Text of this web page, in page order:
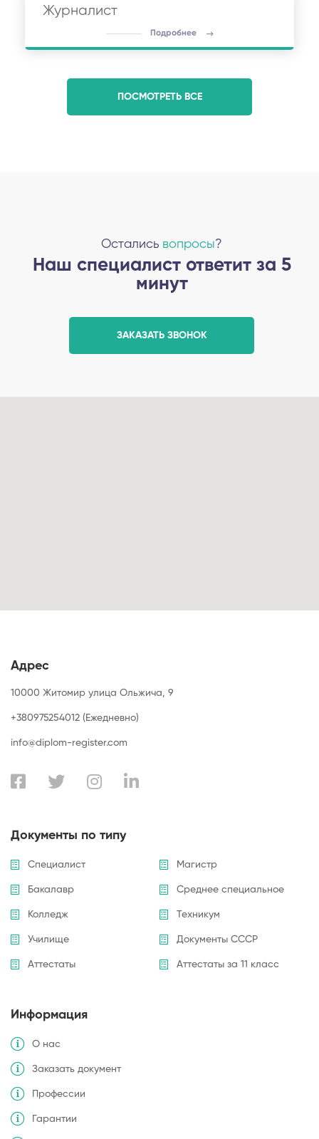
Журналист
Подробнее
ПОСМОТРЕТЬ ВСЕ
Остались вопросы?
Наш специалист ответит за 5
минут
ЗАКАЗАТЬ ЗВОНОК
Адрес
10000 Житомир улица Ольжича, 9
+380975254012 (Ежедневно)
info@diplom-register.com
Документы по типу
Специалист Магистр
Бакалавр Среднее специальное
Колледж Техникум
Училище Документы СССР
Аттестаты Аттестаты за 11 класс
Информация
О нас
Заказать документ
Профессии
Гарантии